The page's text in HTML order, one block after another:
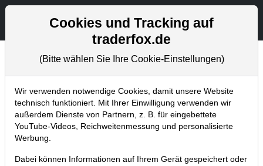
Aktien- und Artikelsuche
Aktuelles
Home Blog Aktuelles
Neu: Markttechnik-Paket (Michael
Voigt) in der TraderFox-Software.
Anleitungs-PDF und Video!
Cookies und Tracking auf
traderfox.de
(Bitte wählen Sie Ihre Cookie-Einstellungen)
Wir verwenden notwendige Cookies, damit unsere Website
technisch funktioniert. Mit Ihrer Einwilligung verwenden wir
außerdem Dienste von Partnern, z. B. für eingebettete
YouTube-Videos, Reichweitenmessung und personalisierte
Werbung.
Dabei können Informationen auf Ihrem Gerät gespeichert oder